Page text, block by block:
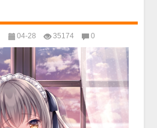
04-28 35174 0